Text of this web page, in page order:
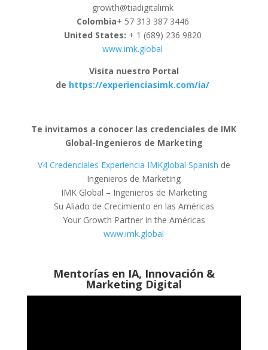
growth@tiadigitalimk
Colombia+ 57 313 387 3446
United States: + 1 (689) 236 9820
www.imk.global
Visita nuestro Portal
de https://experienciasimk.com/ia/
Te invitamos a conocer las credenciales de IMK
Global-Ingenieros de Marketing
V4 Credenciales Experiencia IMKglobal Spanish de
Ingenieros de Marketing
IMK Global – Ingenieros de Marketing
Su Aliado de Crecimiento en las Américas
Your Growth Partner in the Américas
www.imk.global
Mentorías en IA, Innovación &
Marketing Digital